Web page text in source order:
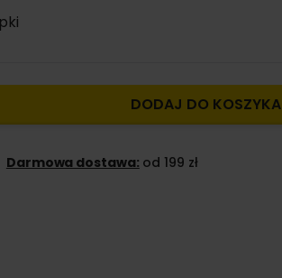
DODAJ DO KOSZYKA
Darmowa dostawa: od 199 zł